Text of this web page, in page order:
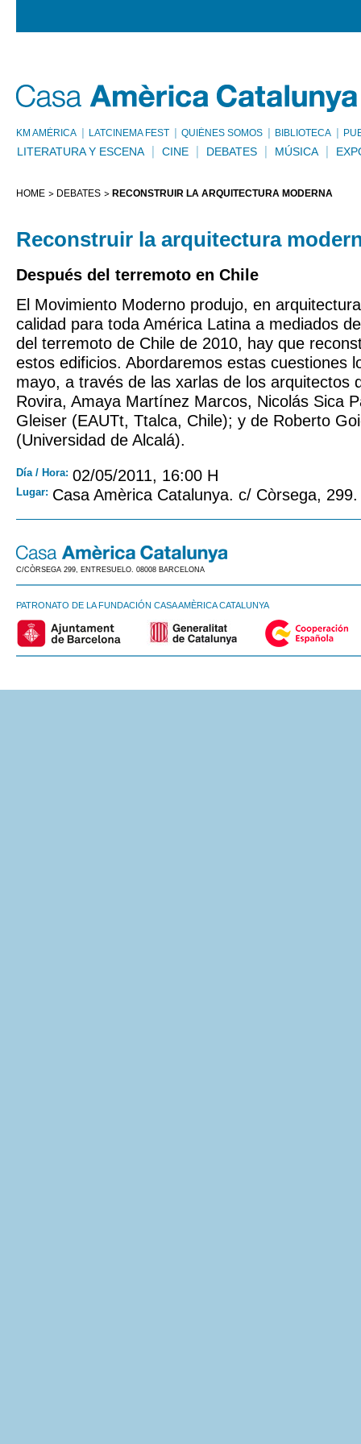
KM AMÈRICA LATCINEMA FEST QUIÉNES SOMOS BIBLIOTECA
LITERATURA Y ESCENA CINE DEBATES MÚSICA
HOME DEBATES RECONSTRUIR LA ARQUITECTURA MODERNA
Reconstruir la arquitectura
Después del terremoto en Chile
El Movimiento Moderno produjo, en
calidad para toda América Latina a mediados
del terremoto de Chile de 2010, hay que
estos edificios. Abordaremos estas cuestiones
mayo, a través de las xarlas de los arquitectos
Rovira, Amaya Martínez Marcos, Nicolás Sica
Gleiser (EAUTt, Ttalca, Chile); y de Roberto
(Universidad de Alcalá).
Día / Hora: 02/05/2011, 16:00 H
Lugar: Casa Amèrica Catalunya. c/ Còrsega,
C/CÒRSEGA 299, ENTRESUELO. 08008 BARCELONA
PATRONATO DE LA FUNDACIÓN CASA AMÈRICA CATALUNYA